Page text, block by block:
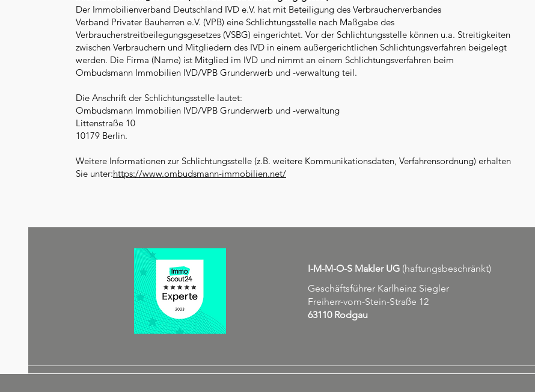
Der Immobilienverband Deutschland IVD e.V. hat mit Beteiligung des Verbraucherverbandes
Verband Privater Bauherren e.V. (VPB) eine Schlichtungsstelle nach Maßgabe des
Verbraucherstreitbeilegungsgesetzes (VSBG) eingerichtet. Vor der Schlichtungsstelle können u.a. Streitigkeiten
zwischen Verbrauchern und Mitgliedern des IVD in einem außergerichtlichen Schlichtungsverfahren beigelegt
werden. Die Firma (Name) ist Mitglied im IVD und nimmt an einem Schlichtungsverfahren beim
Ombudsmann Immobilien IVD/VPB Grunderwerb und -verwaltung teil.
Die Anschrift der Schlichtungsstelle lautet:
Ombudsmann Immobilien IVD/VPB Grunderwerb und -verwaltung
Littenstraße 10
10179 Berlin.
Weitere Informationen zur Schlichtungsstelle (z.B. weitere Kommunikationsdaten, Verfahrensordnung) erhalten
Sie unter:https://www.ombudsmann-immobilien.net/
I-M-M-O-S Makler UG(haftungsbeschränkt)
Geschäftsführer Karlheinz Siegler
Freiherr-vom-Stein-Straße 12
63110 Rodgau